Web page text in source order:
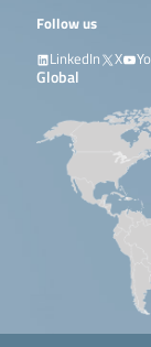
Follow us
LinkedIn
X
Global